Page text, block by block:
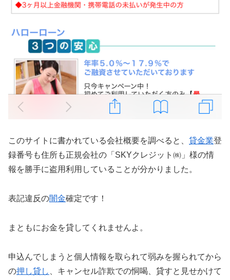
このサイトに書かれている会社概要を調べると、 貸金業登
録番号も住所も正規会社の「SKYクレジット㈱」様の情
報を勝手に盗用利用していることが分かりました。
表記違反の闇金確定です！
まともにお金を貸してくれませんよ。
申込んでしまうと個人情報を取られて弱みを握られてから
の押し貸し
、キャンセル詐欺での恫喝、貸すと見せかけて